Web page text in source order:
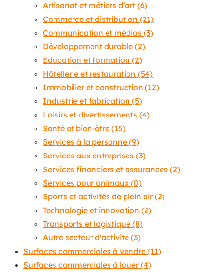
Artisanat et métiers d’art (6)
Commerce et distribution (21)
Communication et médias (3)
Développement durable (2)
Education et formation (2)
Hôtellerie et restauration (54)
Immobilier et construction (12)
Industrie et fabrication (5)
Loisirs et divertissements (4)
Santé et bien-être (15)
Services à la personne (9)
Services aux entreprises (3)
Services financiers et assurances (2)
Services pour animaux (0)
Sports et activités de plein air(2)
Technologie et innovation (2)
Transports et logistique (8)
Autre secteur d'activité (3)
Surfaces commerciales à vendre (11)
Surfaces commerciales à louer(4)